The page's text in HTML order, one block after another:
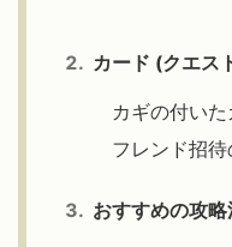
カード (クエス
カギの付い
フレンド招
おすすめの攻略